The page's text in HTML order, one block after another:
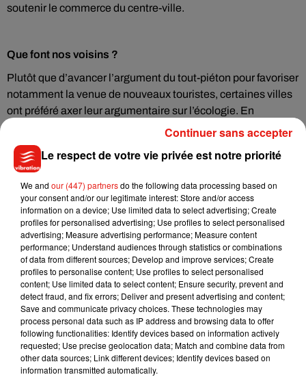
soutenir le commerce du centre-ville.
Que font nos voisins ?
Plutôt que d’avancer l’argument du tout-piéton pour favoriser
notamment la venue de nouveaux touristes, certaines villes
ont préféré axer leur argumentaire sur l’écologie. En
Norvège, la ville d’Oslo veut bannir les voitures de son
centre-ville pour diviser de moitié ses émissions de gaz à
effet de serre. Selon les défenseurs de l’environnement, Oslo
serait d’ailleurs la première capitale mondiale à annoncer un
tel désengagement.
En Allemagne, c’est la ville d’Hambourg qui a décidé de
prendre les devants. Elue capitale Verte Européenne en
2011, elle a également décidé de supprimer les voitures de
son centre-ville d’ici 2034 pour réduire son empreinte
carbone. Au Danemark, la capitale Copenhague a investi
dans un réseau de 26 autoroutes pour vélos qui s’étendront
du centre-ville aux banlieues.
Chez nous, trois régions se sont mises en avant pour
promouvoir le vert : les Pays de la Loire et le Centre Val de
Loire avecleur Schéma régional véloroutes et voies vertes
Le respect de votre vie privée est notre priorité
We and our (447) partnersdo the following data processing based on
your consent and/or our legitimate interest: Store and/or access
information on a device; Use limited data to select advertising; Create
profiles for personalised advertising; Use profiles to select personalised
advertising; Measure advertising performance; Measure content
performance; Understand audiences through statistics or combinations
of data from different sources; Develop and improve services; Create
profiles to personalise content; Use profiles to select personalised
content; Use limited data to select content; Ensure security, prevent and
detect fraud, and fix errors; Deliver and present advertising and content;
Save and communicate privacy choices. These technologies may
process personal data such as IP address and browsing data to offer
following functionalities: Identify devices based on information actively
requested; Use precise geolocation data; Match and combine data from
other data sources; Link different devices; Identify devices based on
information transmitted automatically.
Continuer sans accepter